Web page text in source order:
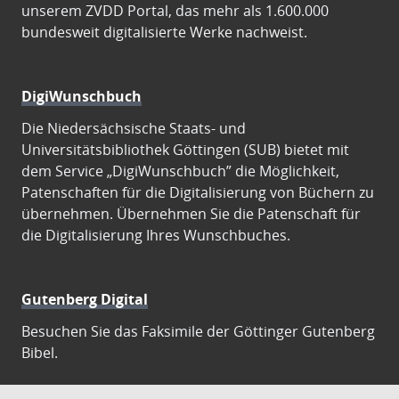
unserem ZVDD Portal, das mehr als 1.600.000
bundesweit digitalisierte Werke nachweist.
DigiWunschbuch
Die Niedersächsische Staats- und
Universitätsbibliothek Göttingen (SUB) bietet mit
dem Service „DigiWunschbuch” die Möglichkeit,
Patenschaften für die Digitalisierung von Büchern zu
übernehmen. Übernehmen Sie die Patenschaft für
die Digitalisierung Ihres Wunschbuches.
Gutenberg Digital
Besuchen Sie das Faksimile der Göttinger Gutenberg
Bibel.